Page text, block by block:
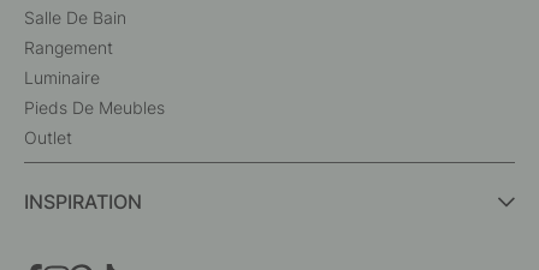
Salle De Bain
Rangement
Luminaire
Pieds De Meubles
Outlet
INSPIRATION